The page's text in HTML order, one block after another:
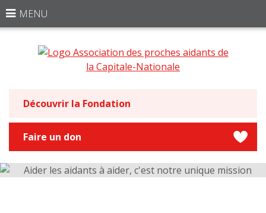
MENU
Découvrir la Fondation
Faire un don